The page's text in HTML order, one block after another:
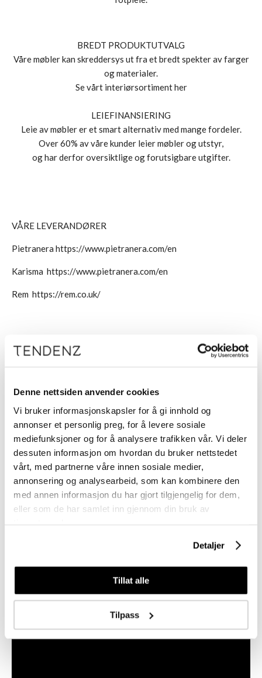
Denne nettsiden anvender cookies
Vi bruker informasjonskapsler for å gi innhold og
annonser et personlig preg, for å levere sosiale
mediefunksjoner og for å analysere trafikken vår. Vi deler
dessuten informasjon om hvordan du bruker nettstedet
vårt, med partnerne våre innen sosiale medier,
annonsering og analysearbeid, som kan kombinere den
med annen informasjon du har gjort tilgjengelig for dem,
eller som de har samlet inn gjennom din bruk av
Detaljer
Tillat alle
Tilpass
BREDT PRODUKTUTVALG
Våre møbler kan skreddersys ut fra et bredt spekter av farger
og materialer.
Se vårt interiørsortiment her
LEIEFINANSIERING
Leie av møbler er et smart alternativ med mange fordeler.
Over 60% av våre kunder leier møbler og utstyr,
og har derfor oversiktlige og forutsigbare utgifter.
VÅRE LEVERANDØRER
Pietranera https://www.pietranera.com/en
Karisma https://www.pietranera.com/en
Rem https://rem.co.uk/